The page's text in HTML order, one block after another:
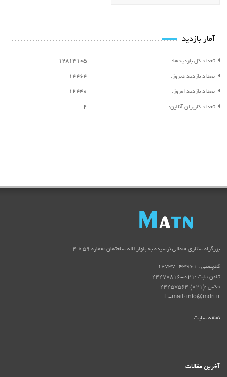
آمار بازدید
تعداد کل بازدیدها: 12814105
تعداد بازدید دیروز: 14464
تعداد بازدید امروز: 12440
تعداد کاربران آنلاین: 2
بزرگراه ستاری شمالی نرسیده به بلوار لاله ساختمان شماره ۵۹ ط ۴
کدپستی : 43961-14737
تلفن ثابت :021-44470816
فکس :(021) 44457564
E-mail: info@mdrt.ir
نقشه سایت
آخرین مقالات